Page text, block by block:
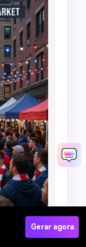
Gerar agora